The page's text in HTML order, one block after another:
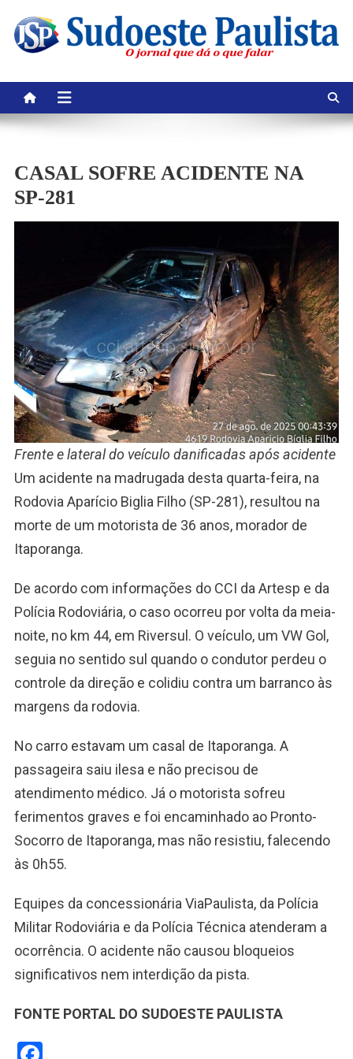
content
CASAL SOFRE ACIDENTE NA
SP-281
Frente e lateral do veículo danificadas após acidente
Um acidente na madrugada desta quarta-feira, na
Rodovia Aparício Biglia Filho (SP-281), resultou na
morte de um motorista de 36 anos, morador de
Itaporanga.
De acordo com informações do CCI da Artesp e da
Polícia Rodoviária, o caso ocorreu por volta da meia-
noite, no km 44, em Riversul. O veículo, um VW Gol,
seguia no sentido sul quando o condutor perdeu o
controle da direção e colidiu contra um barranco às
margens da rodovia.
No carro estavam um casal de Itaporanga. A
passageira saiu ilesa e não precisou de
atendimento médico. Já o motorista sofreu
ferimentos graves e foi encaminhado ao Pronto-
Socorro de Itaporanga, mas não resistiu, falecendo
às 0h55.
Equipes da concessionária ViaPaulista, da Polícia
Militar Rodoviária e da Polícia Técnica atenderam a
ocorrência. O acidente não causou bloqueios
significativos nem interdição da pista.
FONTE PORTAL DO SUDOESTE PAULISTA